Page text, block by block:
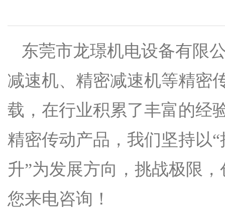
东莞市龙璟机电设备有限
减速机、精密减速机等精密
载，在行业积累了丰富的经
精密传动产品，我们坚持以
升”为发展方向，挑战极限
您来电咨询！